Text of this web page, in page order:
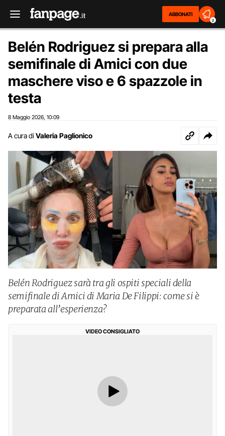
ABBONATI
2
Belén Rodriguez si prepara alla
semifinale di Amici con due
maschere viso e 6 spazzole in
testa
8 Maggio 2026 10:09
A cura di Valeria Paglionico
Belén Rodriguez sarà tra gli ospiti speciali della
semifinale di Amici di Maria De Filippi: come si è
preparata all’esperienza?
VIDEO CONSIGLIATO